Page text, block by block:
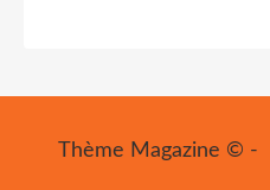
Thème Magazine © -